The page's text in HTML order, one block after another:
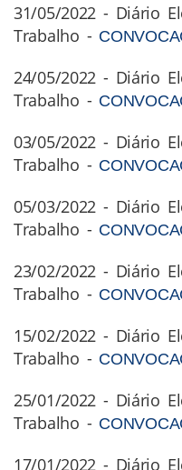
31/05/2022 - Diário
Trabalho -
24/05/2022 - Diário
Trabalho -
03/05/2022 - Diário
Trabalho -
05/03/2022 - Diário
Trabalho -
23/02/2022 - Diário
Trabalho -
15/02/2022 - Diário
Trabalho -
25/01/2022 - Diário
Trabalho -
17/01/2022 - Diário